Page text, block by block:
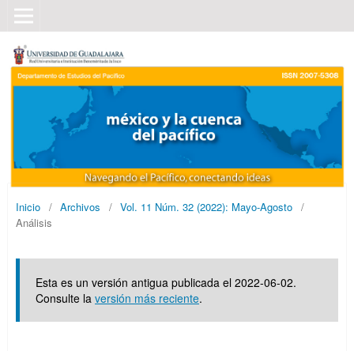
Inicio / Archivos / Vol. 11 Núm. 32 (2022): Mayo-Agosto /
Análisis
Esta es un versión antigua publicada el 2022-06-02.
Consulte la versión más reciente.